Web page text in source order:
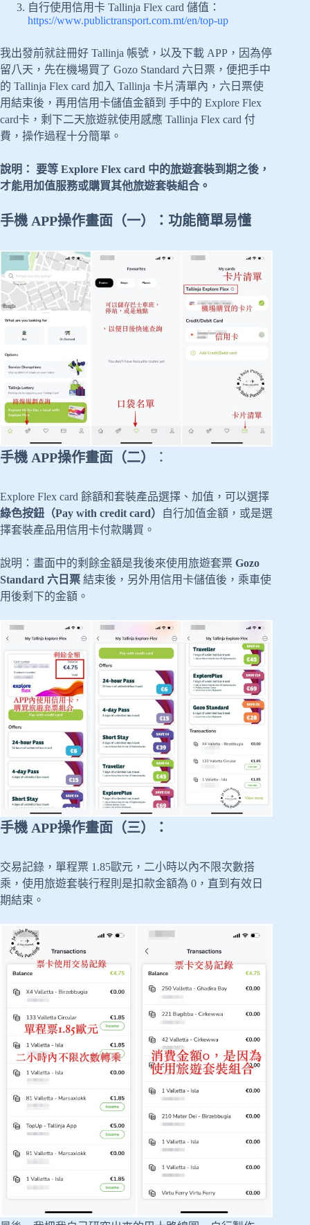
自行使用信用卡 Tallinja Flex card 儲值：
https://www.publictransport.com.mt/en/top-up
我出發前就註冊好 Tallinja 帳號，以及下載 APP，因為停
留八天，先在機場買了 Gozo Standard 六日票，便把手中
的 Tallinja Flex card 加入 Tallinja 卡片清單內，六日票使
用結束後，再用信用卡儲值金額到 手中的 Explore Flex
card卡，剩下二天旅遊就使用感應 Tallinja Flex card 付
費，操作過程十分簡單。
說明： 要等 Explore Flex card 中的旅遊套裝到期之後，
才能用加值服務或購買其他旅遊套裝組合。
手機 APP操作畫面（一）：功能簡單易懂
手機 APP操作畫面（二） ：
Explore Flex card 餘額和套裝產品選擇、加值，可以選擇
綠色按鈕（Pay with credit card）
自行加值金額，或是選
擇套裝產品用信用卡付款購買。
說明：畫面中的剩餘金額是我後來使用旅遊套票 Gozo
Standard 六日票 結束後，另外用信用卡儲值後，乘車使
用後剩下的金額。
手機 APP操作畫面（三）：
交易記錄，單程票 1.85歐元，二小時以內不限次數搭
乘，使用旅遊套裝行程則是扣款金額為 0，直到有效日
期結束。